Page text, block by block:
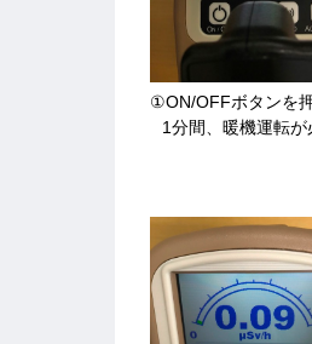
①ON/OFFボタンを
1分間、暖機運転が